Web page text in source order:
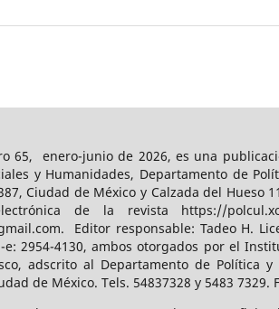
65, enero-junio de 2026, es una
y Humanidades, Departamento de
Ciudad de México y Calzada del Hueso
de la revista https://
Editor responsable: Tadeo H.
e: 2954-4130, ambos otorgados por el
adscrito al Departamento de Política
de México. Tels. 54837328 y 5483